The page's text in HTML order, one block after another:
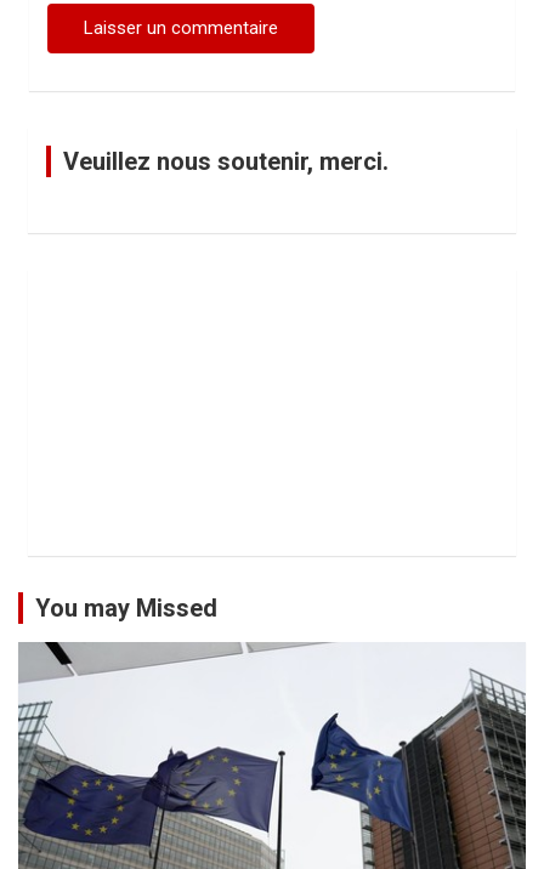
Veuillez nous soutenir, merci.
You may Missed